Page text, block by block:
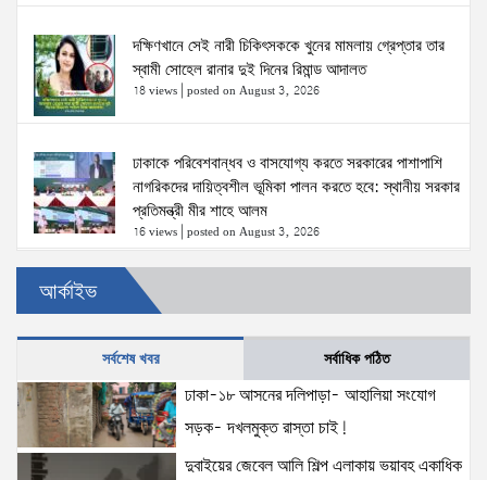
দক্ষিণখানে সেই নারী চিকিৎসককে খুনের মামলায় গ্রেপ্তার তার
স্বামী সোহেল রানার দুই দিনের রিমান্ড আদালত
18 views posted on August 3, 2026
ঢাকাকে পরিবেশবান্ধব ও বাসযোগ্য করতে সরকারের পাশাপাশি
নাগরিকদের দায়িত্বশীল ভূমিকা পালন করতে হবে: স্থানীয় সরকার
প্রতিমন্ত্রী মীর শাহে আলম
16 views posted on August 3, 2026
‘তরুণদের উৎসাহ দিলেন যুব ও ক্রীড়া প্রতিমন্ত্রী, এলজিআরডি
প্রতিমন্ত্রী, জনপ্রশাসন প্রতিমন্ত্রীসহ বগুড়ার সংসদ সদস্যরা’
14 views|posted on August 2, 2026
স্বরাষ্ট্রমন্ত্রীর সঙ্গে অস্ট্রেলিয়ার নাগরিকত্ব, কাস্টম ও
বহুসংস্কৃতি বিষয়ক সহকারী মন্ত্রীর সাক্ষাৎ
14 views
আর্কাইভ
সর্বশেষ খবর সর্বাধিক পঠিত
ঢাকা-১৮ আসনের দলিপাড়া- আহালিয়া সংযোগ
সড়ক- দখলমুক্ত রাস্তা চাই!
দুবাইয়ের জেবেল আলি শিল্প এলাকায় ভয়াবহ একাধিক